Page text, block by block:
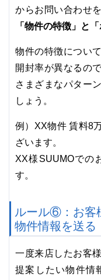
からお問い合わせ
「物件の特徴」と
物件の特徴につい
開封率が異なるの
さまざまなパター
しょう。
例）XX物件 賃料8
ざいます。
XX様SUUMOでの
す。
ルール⑥：お客
物件情報を送る
一度来店したお客
提案したい物件情